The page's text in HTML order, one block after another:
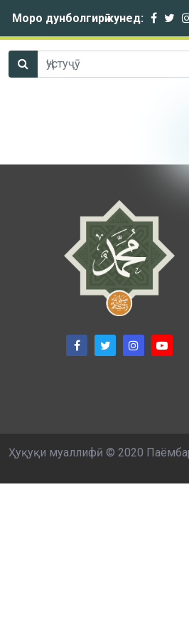
Моро дунболгирӣ кунед:
Ҳуқуқи муаллифӣ © 2020